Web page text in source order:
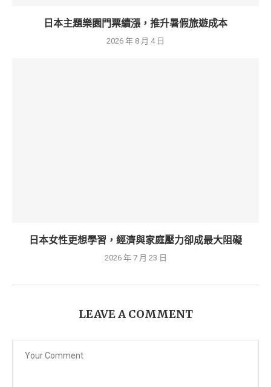
日本主題樂園門票續漲，推升暑假旅遊成本
2026 年 8 月 4 日
日本女性更想學習，經濟與家庭壓力卻成最大阻礙
2026 年 7 月 23 日
LEAVE A COMMENT